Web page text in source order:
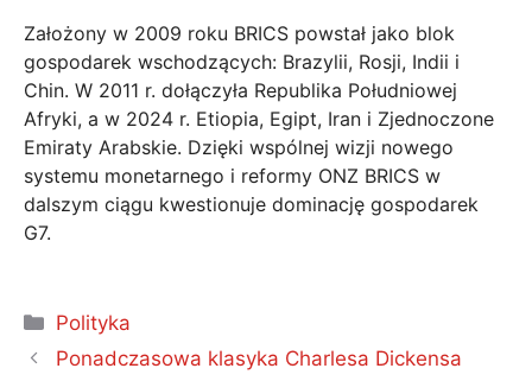
Założony w 2009 roku BRICS powstał jako blok
gospodarek wschodzących: Brazylii, Rosji, Indii i
Chin. W 2011 r. dołączyła Republika Południowej
Afryki, a w 2024 r. Etiopia, Egipt, Iran i Zjednoczone
Emiraty Arabskie. Dzięki wspólnej wizji nowego
systemu monetarnego i reformy ONZ BRICS w
dalszym ciągu kwestionuje dominację gospodarek
G7.
Kategorie
Polityka
Ponadczasowa klasyka Charlesa Dickensa